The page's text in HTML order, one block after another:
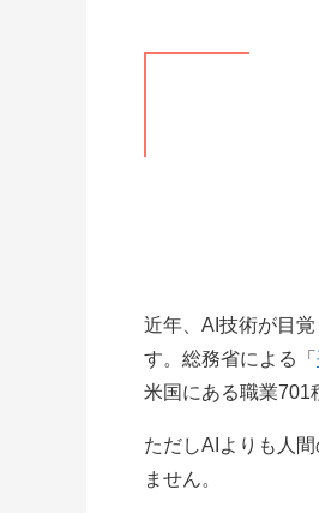
近年、AI技術が目
す。総務省による「
米国にある職業701
ただしAIよりも人
ません。